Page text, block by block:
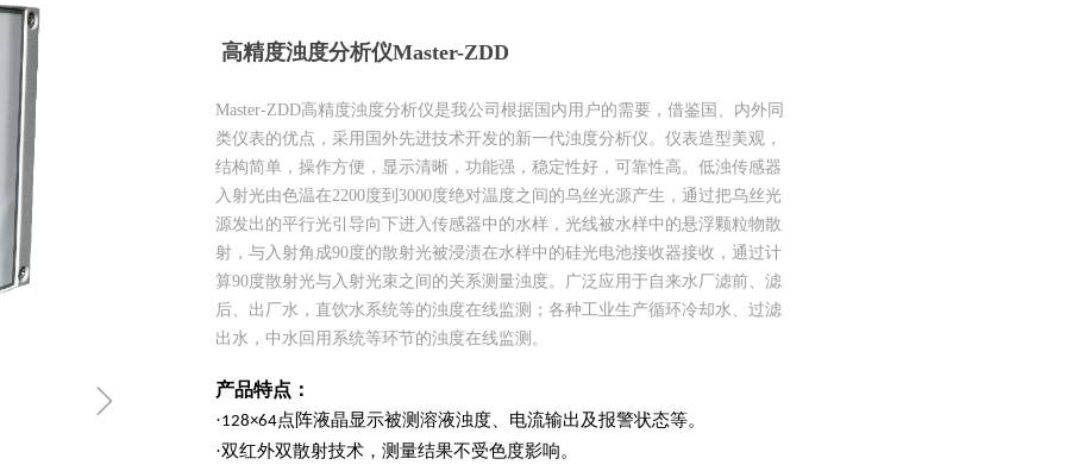
ꁇ
高精度浊度分析仪Master-ZDD
Master-ZDD高精度浊度分析仪是我公司根据国内用户的需要，借鉴国、内外同
类仪表的优点，采用国外先进技术开发的新一代浊度分析仪。仪表造型美观，
结构简单，操作方便，显示清晰，功能强，稳定性好，可靠性高。低浊传感器
入射光由色温在2200度到3000度绝对温度之间的乌丝光源产生，通过把乌丝光
源发出的平行光引导向下进入传感器中的水样，光线被水样中的悬浮颗粒物散
射，与入射角成90度的散射光被浸渍在水样中的硅光电池接收器接收，通过计
算90度散射光与入射光束之间的关系测量浊度。广泛应用于自来水厂滤前、滤
后、出厂水，直饮水系统等的浊度在线监测；各种工业生产循环冷却水、过滤
出水，中水回用系统等环节的浊度在线监测。
产品特点：
·128×64点阵液晶显示被测溶液浊度、电流输出及报警状态等。
·双红外双散射技术，测量结果不受色度影响。